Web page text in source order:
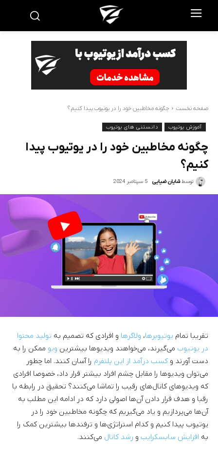
صفحه نخست چگونه مخاطبین خود را در یوتیوب پیدا کنیم؟
آموزش یوتیوب دانستنی های یوتیوب
چگونه مخاطبین خود را در یوتیوب پیدا
کنیم؟
توسط شایان ضیایی 5 سپتامبر 2024
تقریبا تمام یوتیوبرها، ولاگرها و افرادی که تصمیم به تولید محتوا
در یوتیوب می‌گیرند، می‌خواهند ویدیوها بیشترین ویو ممکن را به
دست آورند و کسب درآمد از این پلتفرم را آسان کنند. اما چطور
می‌توان ویدیوها را مقابل چشم افراد بیشتر قرار داد، خصوصا افرادی
که ویدیوهای کانال‌های رقیب را تماشا می‌کنند؟ تحقیق در رابطه با
رقبا و هدف قرار دادن آن‌ها اصولی دارد که در ادامه این مطلب به
آن‌ها می‌پردازیم و یاد می‌گیریم که چگونه مخاطبین خود را در
یوتیوب پیدا کنیم و کدام استراتژی‌ها و ترفندها بیشترین کمک را
به افزایش سابسکرایب و رشد کانال می‌کنند.